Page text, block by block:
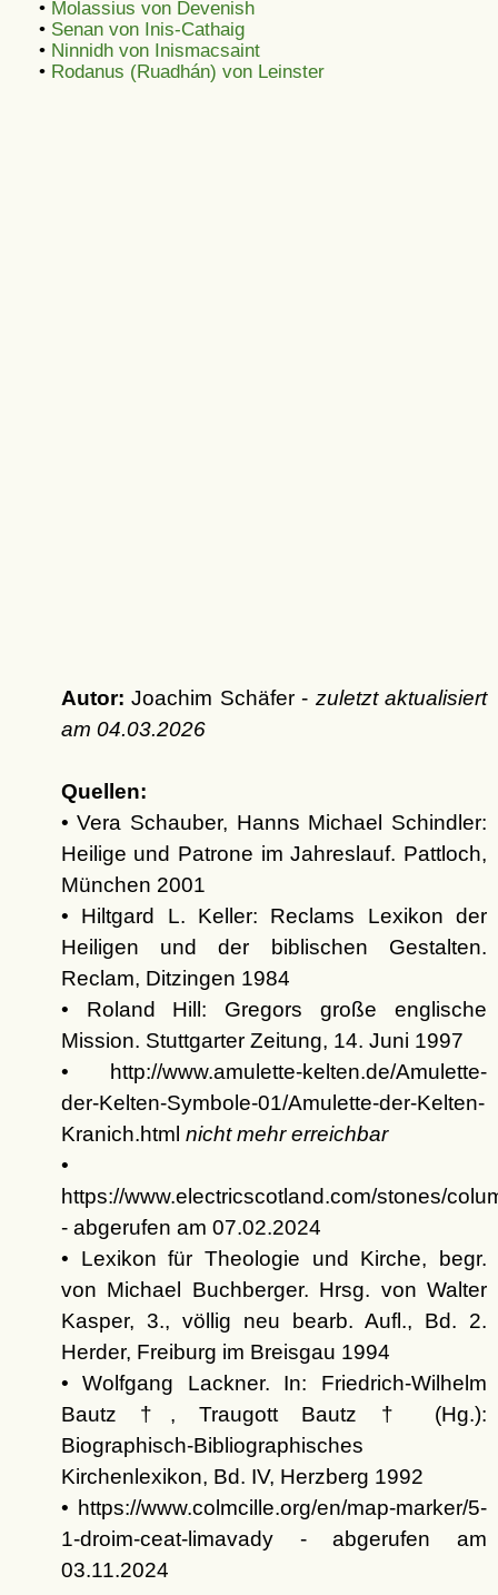
• Molassius von Devenish
• Senan von Inis-Cathaig
• Ninnidh von Inismacsaint
• Rodanus (Ruadhán) von Leinster
Autor: Joachim Schäfer - zuletzt aktualisiert
am 04.03.2026
Quellen:
• Vera Schauber, Hanns Michael Schindler:
Heilige und Patrone im Jahreslauf. Pattloch,
München 2001
• Hiltgard L. Keller: Reclams Lexikon der
Heiligen und der biblischen Gestalten.
Reclam, Ditzingen 1984
• Roland Hill: Gregors große englische
Mission. Stuttgarter Zeitung, 14. Juni 1997
• http://www.amulette-kelten.de/Amulette-
der-Kelten-Symbole-01/Amulette-der-Kelten-
Kranich.html nicht mehr erreichbar
•
https://www.electricscotland.com/stones/
- abgerufen am 07.02.2024
• Lexikon für Theologie und Kirche, begr.
von Michael Buchberger. Hrsg. von Walter
Kasper, 3., völlig neu bearb. Aufl., Bd. 2.
Herder, Freiburg im Breisgau 1994
• Wolfgang Lackner. In: Friedrich-Wilhelm
Bautz †, Traugott Bautz † (Hg.):
Biographisch-Bibliographisches
Kirchenlexikon, Bd. IV, Herzberg 1992
• https://www.colmcille.org/en/map-marker/5-
1-droim-ceat-limavady - abgerufen am
03.11.2024